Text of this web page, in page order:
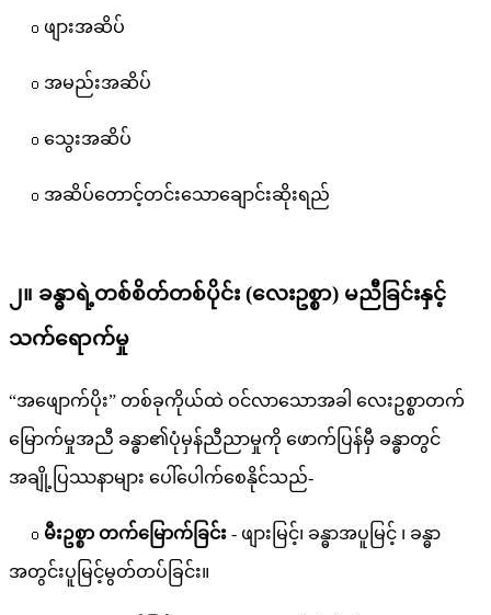
๐ ဖျားအဆိပ်
๐ အမည်းအဆိပ်
๐ သွေးအဆိပ်
๐ အဆိပ်တောင့်တင်းသောချောင်းဆိုးရည်
၂။ ခန္ဓာရဲ့တစ်စိတ်တစ်ပိုင်း (လေးဥစ္စာ) မညီခြင်းနှင့်
သက်ရောက်မှု
“အဖျောက်ပိုး” တစ်ခုကိုယ်ထဲ ဝင်လာသောအခါ လေးဥစ္စာတက်
မြောက်မှုအညီ ခန္ဓာ၏ပုံမှန်ညီညာမှုကို ဖောက်ပြန်မှီ ခန္ဓာတွင်
အချို့ပြဿနာများ ပေါ်ပေါက်စေနိုင်သည်-
๐ မီးဥစ္စာ တက်မြောက်ခြင်း - ဖျားမြင့်၊ ခန္ဓာအပူမြင့် ၊ ခန္ဓာ
အတွင်းပူမြင့်မွတ်တပ်ခြင်း။